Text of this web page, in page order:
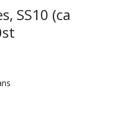
SS10 (ca